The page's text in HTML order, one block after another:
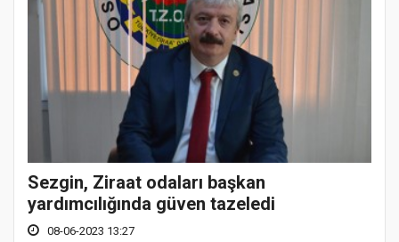
Sezgin, Ziraat odaları başkan
yardımcılığında güven tazeledi
08-06-2023 13:27